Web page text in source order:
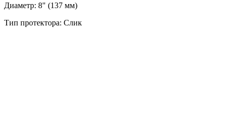
Диаметр: 8" (137 мм)
Тип протектора: Слик